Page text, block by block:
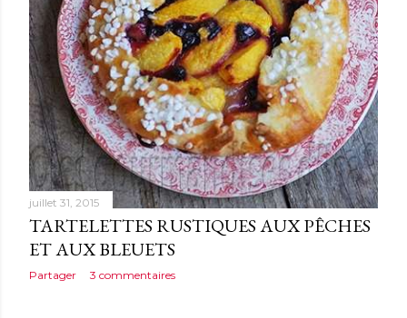
juillet 31, 2015
TARTELETTES RUSTIQUES AUX PÊCHES
ET AUX BLEUETS
Partager 3 commentaires